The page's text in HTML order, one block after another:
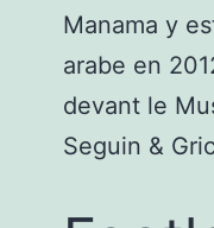
Manama y
arabe en
devant le
Seguin &